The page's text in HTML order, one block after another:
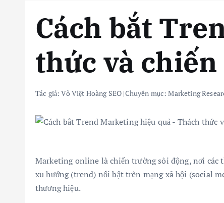
Cách bắt
thức và
Tác giả:Võ Việt Hoàng SEO |Chuyên mục:Marketing
Marketing online là chiến trường sôi động, nơi các
xu hướng (trend) nổi bật trên mạng xã hội (social
thương hiệu.